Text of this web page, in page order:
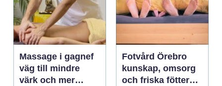
Massage i gagnef
väg till mindre
värk och mer
Fotvård Örebro
kunskap, omsorg
och friska fötter